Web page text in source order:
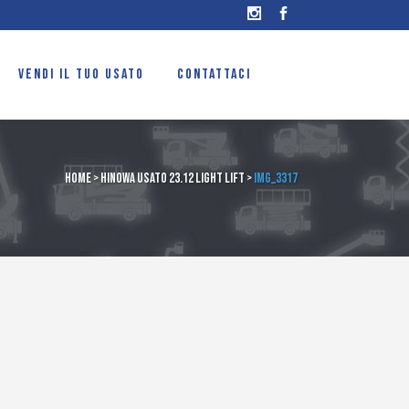
VENDI IL TUO USATO CONTATTACI
Home>Hinowa usato 23.12 light lift >IMG_3317